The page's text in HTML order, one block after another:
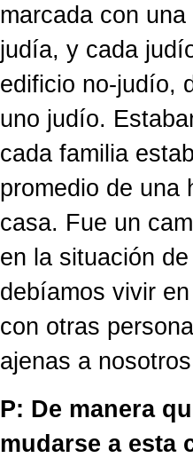
marcada con
judía, y cada
edificio no-judío,
uno judío.
cada familia
promedio de una
casa. Fue un
en la situación
debíamos vivir
con otras
ajenas a
P: De manera
mudarse a esta